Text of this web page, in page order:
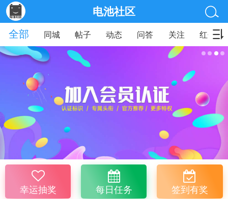
电池社区
全部
同城 帖子 动态 问答 关注 红包
幸运抽奖 每日任务 签到有奖